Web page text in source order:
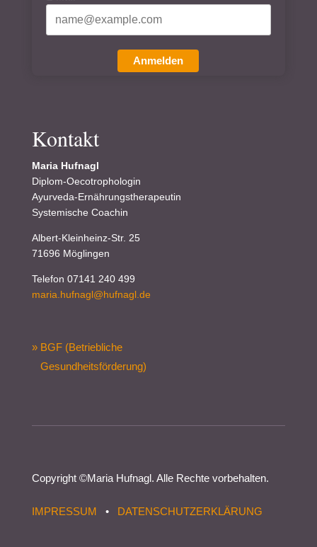
Anmelden
Kontakt
Maria Hufnagl
Diplom-Oecotrophologin
Ayurveda-Ernährungstherapeutin
Systemische Coachin
Albert-Kleinheinz-Str. 25
71696 Möglingen
Telefon 07141 240 499
maria.hufnagl@hufnagl.de
» BGF (Betriebliche
Gesundheitsförderung)
Copyright ©Maria Hufnagl. Alle Rechte vorbehalten.
IMPRESSUM • DATENSCHUTZERKLÄRUNG